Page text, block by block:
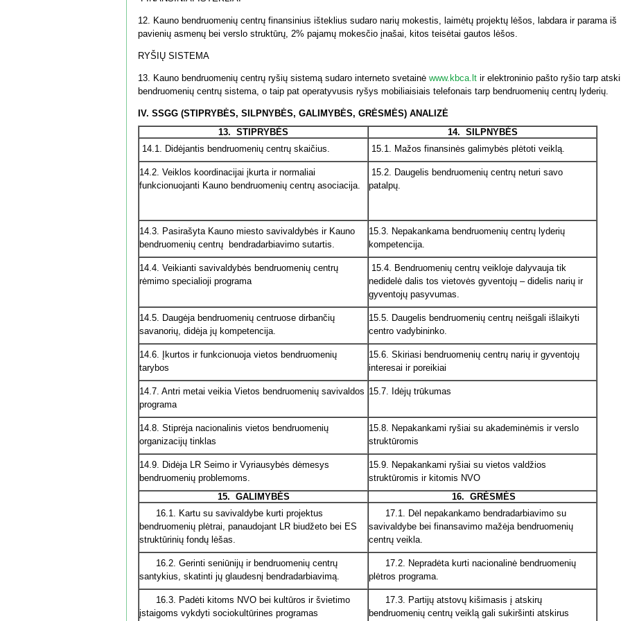
12. Kauno bendruomenių centrų finansinius išteklius sudaro narių mokestis, laimėtų projektų lėšos, labdara ir parama iš
pavienių asmenų bei verslo struktūrų, 2% pajamų mokesčio įnašai, kitos teisėtai gautos lėšos.
RYŠIŲ SISTEMA
13. Kauno bendruomenių centrų ryšių sistemą sudaro interneto svetainė www.kbca.lt ir elektroninio pašto ryšio tarp
bendruomenių centrų sistema, o taip pat operatyvusis ryšys mobiliaisiais telefonais tarp bendruomenių centrų lyderių.
IV. SSGG (STIPRYBĖS, SILPNYBĖS, GALIMYBĖS, GRĖSMĖS) ANALIZĖ
13. STIPRYBĖS 14. SILPNYBĖS
14.1. Didėjantis bendruomenių centrų skaičius.
15.1. Mažos finansinės galimybės plėtoti veiklą.
14.2. Veiklos koordinacijai įkurta ir normaliai
funkcionuojanti Kauno bendruomenių centrų asociacija.
15.2. Daugelis bendruomenių centrų neturi savo
patalpų.
14.3. Pasirašyta Kauno miesto savivaldybės ir Kauno
bendruomenių centrų bendradarbiavimo sutartis.
15.3. Nepakankama bendruomenių centrų lyderių
kompetencija.
14.4. Veikianti savivaldybės bendruomenių centrų
rėmimo specialioji programa
15.4. Bendruomenių centrų veikloje dalyvauja tik
nedidelė dalis tos vietovės gyventojų – didelis narių ir
gyventojų pasyvumas.
14.5. Daugėja bendruomenių centruose dirbančių
savanorių, didėja jų kompetencija.
15.5. Daugelis bendruomenių centrų neišgali išlaikyti
centro vadybininko.
14.6. Įkurtos ir funkcionuoja vietos bendruomenių
tarybos
15.6. Skiriasi bendruomenių centrų narių ir gyventojų
interesai ir poreikiai
14.7. Antri metai veikia Vietos bendruomenių savivaldos
programa
15.7. Idėjų trūkumas
14.8. Stiprėja nacionalinis vietos bendruomenių
organizacijų tinklas
15.8. Nepakankami ryšiai su akademinėmis ir verslo
struktūromis
14.9. Didėja LR Seimo ir Vyriausybės dėmesys
bendruomenių problemoms.
15.9. Nepakankami ryšiai su vietos valdžios
struktūromis ir kitomis NVO
15. GALIMYBĖS 16. GRĖSMĖS
16.1. Kartu su savivaldybe kurti projektus
bendruomenių plėtrai, panaudojant LR biudžeto bei ES
struktūrinių fondų lėšas.
17.1. Dėl nepakankamo bendradarbiavimo su
savivaldybe bei finansavimo mažėja bendruomenių
centrų veikla.
16.2. Gerinti seniūnijų ir bendruomenių centrų
santykius, skatinti jų glaudesnį bendradarbiavimą.
17.2. Nepradėta kurti nacionalinė bendruomenių
plėtros programa.
16.3. Padėti kitoms NVO bei kultūros ir švietimo
įstaigoms vykdyti sociokultūrines programas
17.3. Partijų atstovų kišimasis į atskirų
bendruomenių centrų veiklą gali sukiršinti atskirus